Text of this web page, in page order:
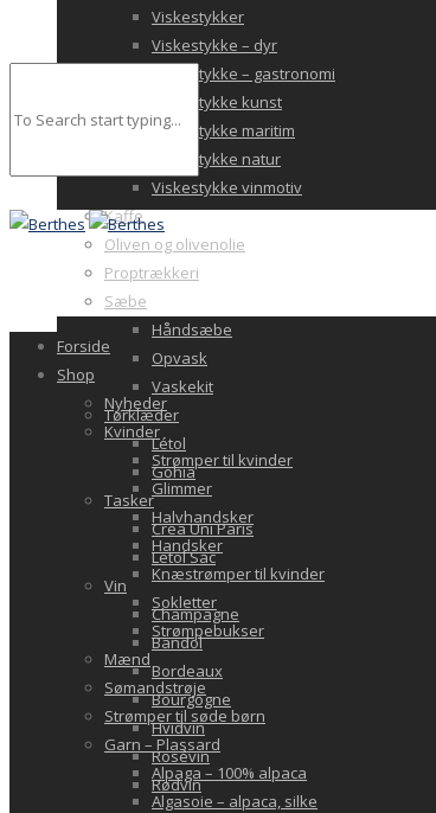
Viskestykker
Viskestykke – dyr
Viskestykke – gastronomi
Viskestykke kunst
Viskestykke maritim
Viskestykke natur
Viskestykke vinmotiv
Kaffe
Oliven og olivenolie
Proptrækkeri
Sæbe
Håndsæbe
Opvask
Vaskekit
Tørklæder
Létol
Gohia
Tasker
Crea Uni Paris
Letol Sac
Vin
Champagne
Bandol
Bordeaux
Bourgogne
Hvidvin
Rosévin
Rødvin
Forside
Shop
Nyheder
Kvinder
Strømper til kvinder
Glimmer
Halvhandsker
Handsker
Knæstrømper til kvinder
Sokletter
Strømpebukser
Mænd
Sømandstrøje
Strømper til søde børn
Garn – Plassard
Alpaga – 100% alpaca
Algasoie – alpaca, silke